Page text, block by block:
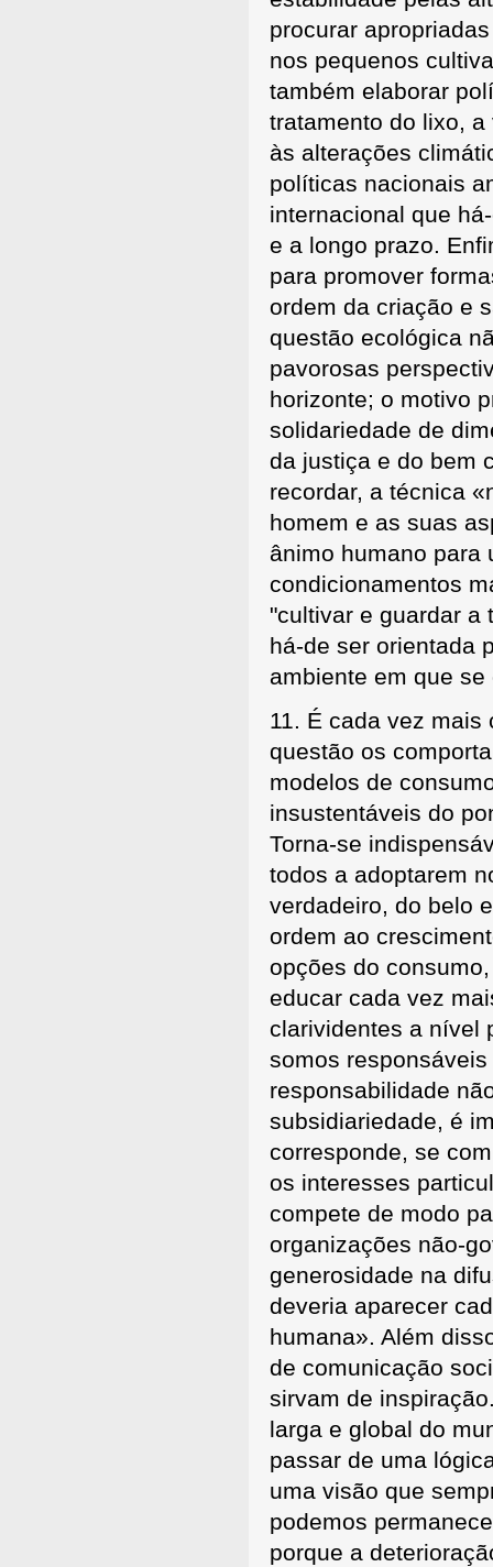
procurar
nos pequenos
também elaborar
tratamento do lixo,
às alterações
políticas nacionais
internacional que
e a longo prazo.
para promover
ordem da criação e
questão ecológica
pavorosas
horizonte; o motivo
solidariedade de
da justiça e do bem
recordar, a técnica
homem e as suas
ânimo humano para
condicionamentos
"cultivar e guardar a
há-de ser orientada
ambiente em que
11. É cada vez
questão os
modelos de
insustentáveis do
Torna-se
todos a adoptarem
verdadeiro, do belo
ordem ao
opções do
educar cada vez
clarividentes a nível
somos
responsabilidade
subsidiariedade, é
corresponde, se
os interesses
compete de modo
organizações não-
generosidade na
deveria aparecer
humana». Além
de comunicação
sirvam de
larga e global do
passar de uma
uma visão que
podemos
porque a